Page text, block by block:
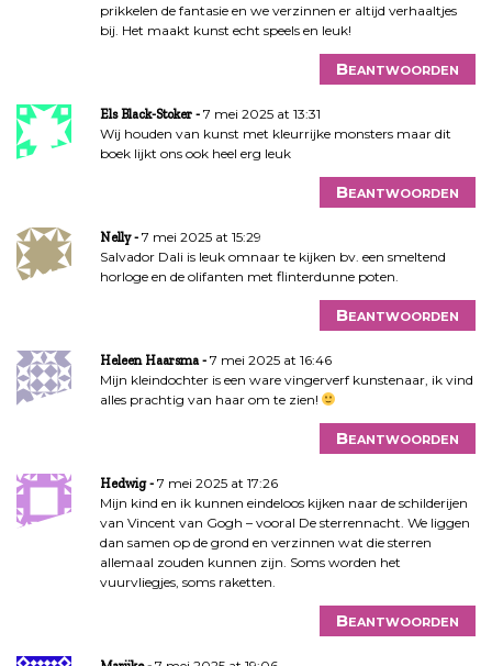
prikkelen de fantasie en we verzinnen er altijd verhaaltjes
bij. Het maakt kunst echt speels en leuk!
Beantwoorden
Els Black-Stoker
7 mei 2025 at 13:31
Wij houden van kunst met kleurrijke monsters maar dit
boek lijkt ons ook heel erg leuk
Beantwoorden
Nelly
7 mei 2025 at 15:29
Salvador Dali is leuk omnaar te kijken bv. een smeltend
horloge en de olifanten met flinterdunne poten.
Beantwoorden
Heleen Haarsma
7 mei 2025 at 16:46
Mijn kleindochter is een ware vingerverf kunstenaar, ik vind
alles prachtig van haar om te zien!
Beantwoorden
Hedwig
7 mei 2025 at 17:26
Mijn kind en ik kunnen eindeloos kijken naar de schilderijen
van Vincent van Gogh – vooral De sterrennacht. We liggen
dan samen op de grond en verzinnen wat die sterren
allemaal zouden kunnen zijn. Soms worden het
vuurvliegjes, soms raketten.
Beantwoorden